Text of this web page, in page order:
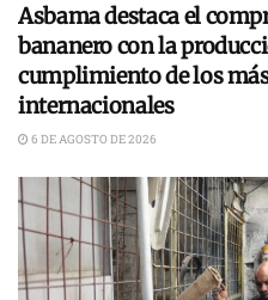
Asbama destaca el
bananero con la
cumplimiento de los
internacionales
6 DE AGOSTO DE 2026